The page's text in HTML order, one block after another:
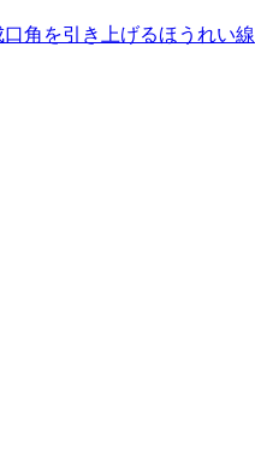
口角を引き上げるほうれい線